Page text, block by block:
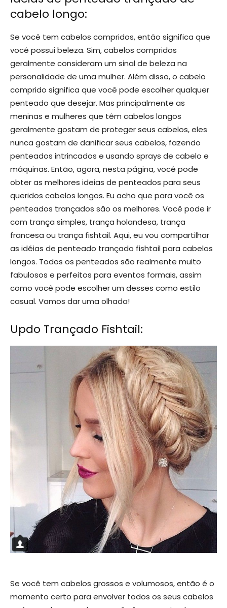
cabelo longo:
Se você tem cabelos compridos, então significa que
você possui beleza. Sim, cabelos compridos
geralmente consideram um sinal de beleza na
personalidade de uma mulher. Além disso, o cabelo
comprido significa que você pode escolher qualquer
penteado que desejar. Mas principalmente as
meninas e mulheres que têm cabelos longos
geralmente gostam de proteger seus cabelos, eles
nunca gostam de danificar seus cabelos, fazendo
penteados intrincados e usando sprays de cabelo e
máquinas. Então, agora, nesta página, você pode
obter as melhores ideias de penteados para seus
queridos cabelos longos. Eu acho que para você os
penteados trançados são os melhores. Você pode ir
com trança simples, trança holandesa, trança
francesa ou trança fishtail. Aqui, eu vou compartilhar
as idéias de penteado trançado fishtail para cabelos
longos. Todos os penteados são realmente muito
fabulosos e perfeitos para eventos formais, assim
como você pode escolher um desses como estilo
casual. Vamos dar uma olhada!
Updo Trançado Fishtail:
Se você tem cabelos grossos e volumosos, então é o
momento certo para envolver todos os seus cabelos